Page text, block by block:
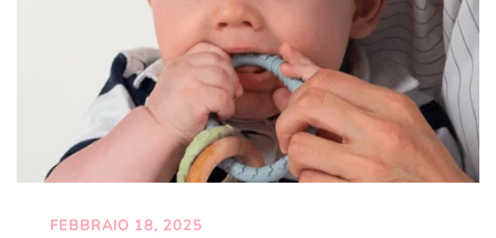
FEBBRAIO 18, 2025